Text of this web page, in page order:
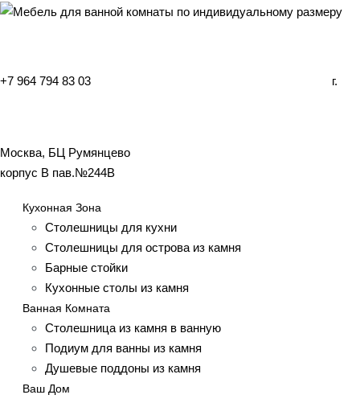
+7 964 794 83 03 г.
Москва, БЦ Румянцево
корпус B пав.№244B
Кухонная Зона
Столешницы для кухни
Столешницы для острова из камня
Барные стойки
Кухонные столы из камня
Ванная Комната
Столешница из камня в ванную
Подиум для ванны из камня
Душевые поддоны из камня
Ваш Дом